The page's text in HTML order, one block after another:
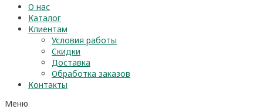
О нас
Каталог
Клиентам
Условия работы
Скидки
Доставка
Обработка заказов
Контакты
Меню